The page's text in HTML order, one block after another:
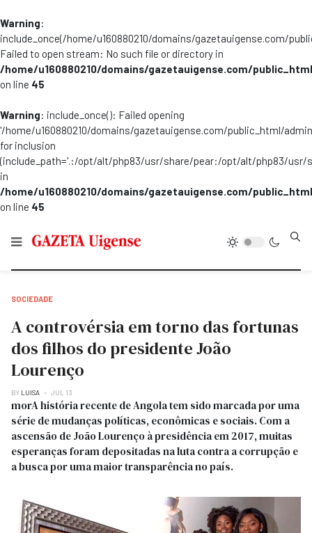
Warning:
include_once(/home/u160880210/domains/gazetauigense.com/
Failed to open stream: No such file or directory in
/home/u160880210/domains/gazetauigense.com/
on line 45
Warning: include_once(): Failed opening
'/home/u160880210/domains/gazetauigense.com/public_html/
for inclusion
(include_path='.:/opt/alt/php83/usr/share/pear:/opt/alt/php83/
in
/home/u160880210/domains/gazetauigense.com/
on line 45
SOCIEDADE
A controvérsia em torno das fortunas
dos filhos do presidente João
Lourenço
BY LUISA JUL 13
morA história recente de Angola tem sido marcada por uma
série de mudanças políticas, econômicas e sociais. Com a
ascensão de João Lourenço à presidência em 2017, muitas
esperanças foram depositadas na luta contra a corrupção e
a busca por uma maior transparência no país.